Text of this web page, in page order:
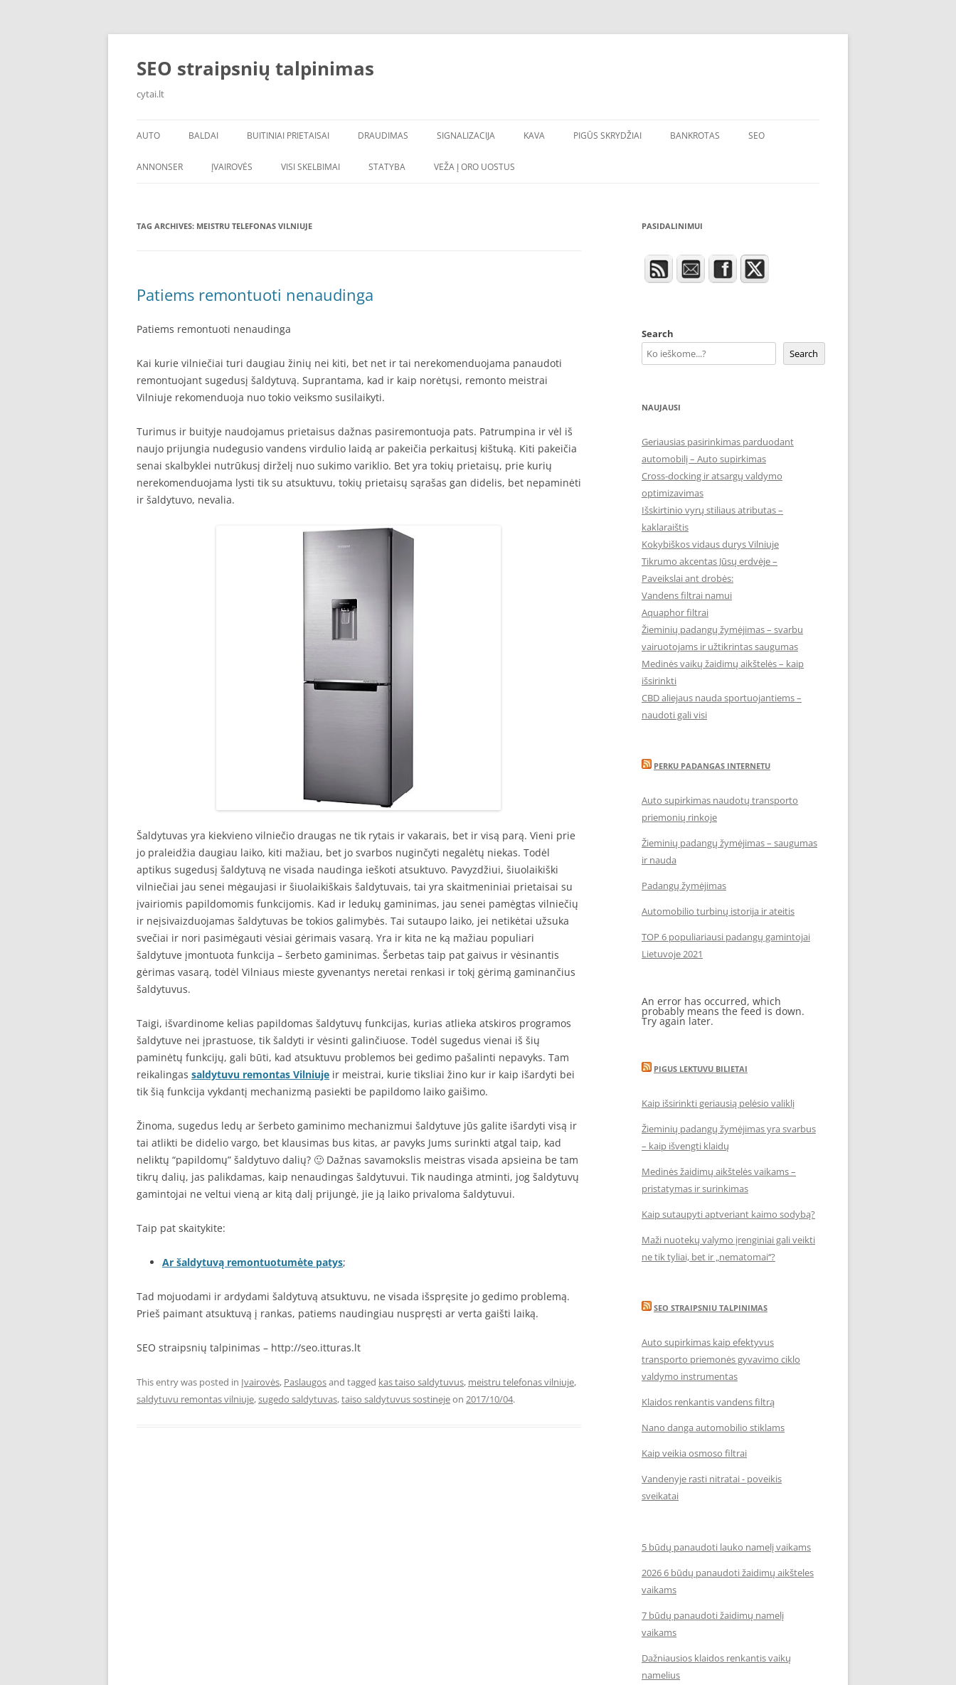
Skip
SEO straipsnių talpinimas
cytai.lt
AUTO
PADANGOS
BALDAI BUITINIAI PRIETAISAI DRAUDIMAS SIGNALIZACIJA KAVA PIGŪS SKRYDŽIAI BANKROTAS SEO
ANNONSER ĮVAIROVĖS VISI SKELBIMAI STATYBA VEŽA Į ORO UOSTUS
TAG ARCHIVES: MEISTRU TELEFONAS VILNIUJE
Patiems remontuoti nenaudinga
Patiems remontuoti nenaudinga
Kai kurie vilniečiai turi daugiau žinių nei kiti, bet net ir tai nerekomenduojama panaudoti
remontuojant sugedusį šaldytuvą. Suprantama, kad ir kaip norėtųsi, remonto meistrai
Vilniuje rekomenduoja nuo tokio veiksmo susilaikyti.
Turimus ir buityje naudojamus prietaisus dažnas pasiremontuoja pats. Patrumpina ir vėl iš
naujo prijungia nudegusio vandens virdulio laidą ar pakeičia perkaitusį kištuką. Kiti pakeičia
senai skalbyklei nutrūkusį dirželį nuo sukimo variklio. Bet yra tokių prietaisų, prie kurių
nerekomenduojama lysti tik su atsuktuvu, tokių prietaisų sąrašas gan didelis, bet nepaminėti
ir šaldytuvo, nevalia.
Šaldytuvas yra kiekvieno vilniečio draugas ne tik rytais ir vakarais, bet ir visą parą. Vieni prie
jo praleidžia daugiau laiko, kiti mažiau, bet jo svarbos nuginčyti negalėtų niekas. Todėl
aptikus sugedusį šaldytuvą ne visada naudinga ieškoti atsuktuvo. Pavyzdžiui, šiuolaikiški
vilniečiai jau senei mėgaujasi ir šiuolaikiškais šaldytuvais, tai yra skaitmeniniai prietaisai su
įvairiomis papildomomis funkcijomis. Kad ir ledukų gaminimas, jau senei pamėgtas vilniečių
ir neįsivaizduojamas šaldytuvas be tokios galimybės. Tai sutaupo laiko, jei netikėtai užsuka
svečiai ir nori pasimėgauti vėsiai gėrimais vasarą. Yra ir kita ne ką mažiau populiari
šaldytuve įmontuota funkcija – šerbeto gaminimas. Šerbetas taip pat gaivus ir vėsinantis
gėrimas vasarą, todėl Vilniaus mieste gyvenantys neretai renkasi ir tokį gėrimą gaminančius
šaldytuvus.
Taigi, išvardinome kelias papildomas šaldytuvų funkcijas, kurias atlieka atskiros programos
šaldytuve nei įprastuose, tik šaldyti ir vėsinti galinčiuose. Todėl sugedus vienai iš šių
paminėtų funkcijų, gali būti, kad atsuktuvu problemos bei gedimo pašalinti nepavyks. Tam
reikalingas saldytuvu remontas Vilniuje ir meistrai, kurie tiksliai žino kur ir kaip išardyti bei
tik šią funkcija vykdantį mechanizmą pasiekti be papildomo laiko gaišimo.
Žinoma, sugedus ledų ar šerbeto gaminimo mechanizmui šaldytuve jūs galite išardyti visą ir
tai atlikti be didelio vargo, bet klausimas bus kitas, ar pavyks Jums surinkti atgal taip, kad
neliktų “papildomų” šaldytuvo dalių? 🙂 Dažnas savamokslis meistras visada apsieina be tam
tikrų dalių, jas palikdamas, kaip nenaudingas šaldytuvui. Tik naudinga atminti, jog šaldytuvų
gamintojai ne veltui vieną ar kitą dalį prijungė, jie ją laiko privaloma šaldytuvui.
Taip pat skaitykite:
Ar šaldytuvą remontuotumėte patys;
Tad mojuodami ir ardydami šaldytuvą atsuktuvu, ne visada išspręsite jo gedimo problemą.
Prieš paimant atsuktuvą į rankas, patiems naudingiau nuspręsti ar verta gaišti laiką.
SEO straipsnių talpinimas – http://seo.itturas.lt
This entry was posted in Įvairovės, Paslaugosand tagged kas taiso saldytuvus, meistru telefonas vilniuje,
saldytuvu remontas vilniuje,sugedo saldytuvas,taiso saldytuvus sostinejeon 2017/10/04.
PASIDALINIMUI
Search
Search
NAUJAUSI
Geriausias pasirinkimas parduodant
automobilį – Auto supirkimas
Cross-docking ir atsargų valdymo
optimizavimas
Išskirtinio vyrų stiliaus atributas –
kaklaraištis
Kokybiškos vidaus durys Vilniuje
Tikrumo akcentas Jūsų erdvėje –
Paveikslai ant drobės:
Vandens filtrai namui
Aquaphor filtrai
Žieminių padangų žymėjimas – svarbu
vairuotojams ir užtikrintas saugumas
Medinės vaikų žaidimų aikštelės – kaip
išsirinkti
CBD aliejaus nauda sportuojantiems –
naudoti gali visi
PERKU PADANGAS INTERNETU
Auto supirkimas naudotų transporto
priemonių rinkoje
Žieminių padangų žymėjimas – saugumas
ir nauda
Padangų žymėjimas
Automobilio turbinų istorija ir ateitis
TOP 6 populiariausi padangų gamintojai
Lietuvoje 2021
An error has occurred, which
probably means the feed is down.
Try again later.
PIGUS LEKTUVU BILIETAI
Kaip išsirinkti geriausią pelėsio valiklį
Žieminių padangų žymėjimas yra svarbus
– kaip išvengti klaidų
Medinės žaidimų aikštelės vaikams –
pristatymas ir surinkimas
Kaip sutaupyti aptveriant kaimo sodybą?
Maži nuotekų valymo įrenginiai gali veikti
ne tik tyliai, bet ir „nematomai‘‘?
SEO STRAIPSNIU TALPINIMAS
Auto supirkimas kaip efektyvus
transporto priemonės gyvavimo ciklo
valdymo instrumentas
Klaidos renkantis vandens filtrą
Nano danga automobilio stiklams
Kaip veikia osmoso filtrai
Vandenyje rasti nitratai - poveikis
sveikatai
5 būdų panaudoti lauko namelį vaikams
2026 6 būdų panaudoti žaidimų aikšteles
vaikams
7 būdų panaudoti žaidimų namelį
vaikams
Dažniausios klaidos renkantis vaikų
namelius